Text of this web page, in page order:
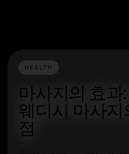
HEALTH
마사지의 효과
웨디시 마사
점